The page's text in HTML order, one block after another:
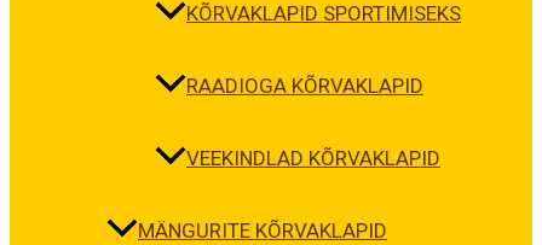
KÕRVAKLAPID SPORTIMISEKS
RAADIOGA KÕRVAKLAPID
VEEKINDLAD KÕRVAKLAPID
MÄNGURITE KÕRVAKLAPID